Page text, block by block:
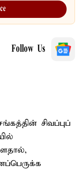
Follow Us
சிவப்புப்